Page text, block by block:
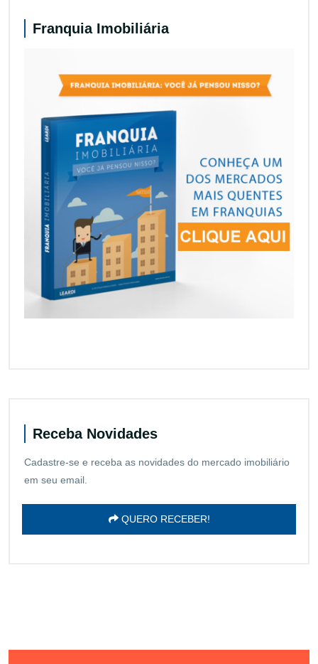
Franquia Imobiliária
Receba Novidades
Cadastre-se e receba as novidades do mercado imobiliário
em seu email.
QUERO RECEBER!